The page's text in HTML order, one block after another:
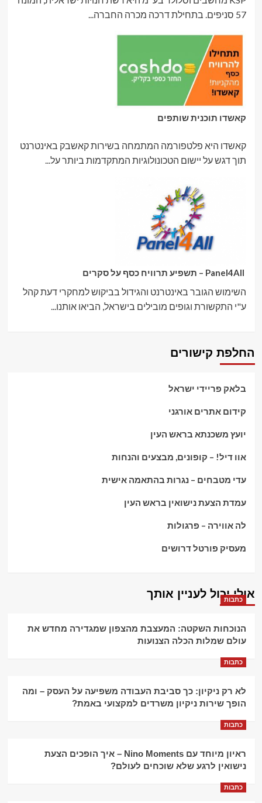
57 סניפים. בתחילת דרכה מכרה החברה...
קאשדו תוכנית שותפים
קאשדו היא פלטפורמה המתמחה בשירות קאשבק באינטרנט
תוך דגש על יישום הטכונולוגיות המתקדמות ביותר על...
השימוש הגובר באינטרנט והגידול בביקוש למחקרי דעת קהל
ע"י התקשורת וגופים מובילים בישראל, הביאו אותנו...
החלפת קישורים
בלאק פריידי ישראל
קידום אתרים אורגני
יועץ משכנתא בראש העין
אוו דיל! – קופונים, מבצעים והנחות
עדי מטבחים – נגרות בהתאמה אישית
עמדת הצעת נישואין בראש העין
לה אווירה – פרגולות
מעסיק פורטל דרושים
אולי יכול לעניין אותך
כתבות
הנוכחות השקטה: המעצבת מהצפון שמגדירה מחדש את
עולם שמלות הכלה הצנועות
כתבות
לא רק ניקיון: כך סביבת העבודה משפיעה על העסק – ומה
הופך שירות ניקיון משרדים למקצועי באמת?
כתבות
ראיון מיוחד עם Nino Moments – איך הופכים הצעת
נישואין לרגע שלא שוכחים לעולם?
כתבות